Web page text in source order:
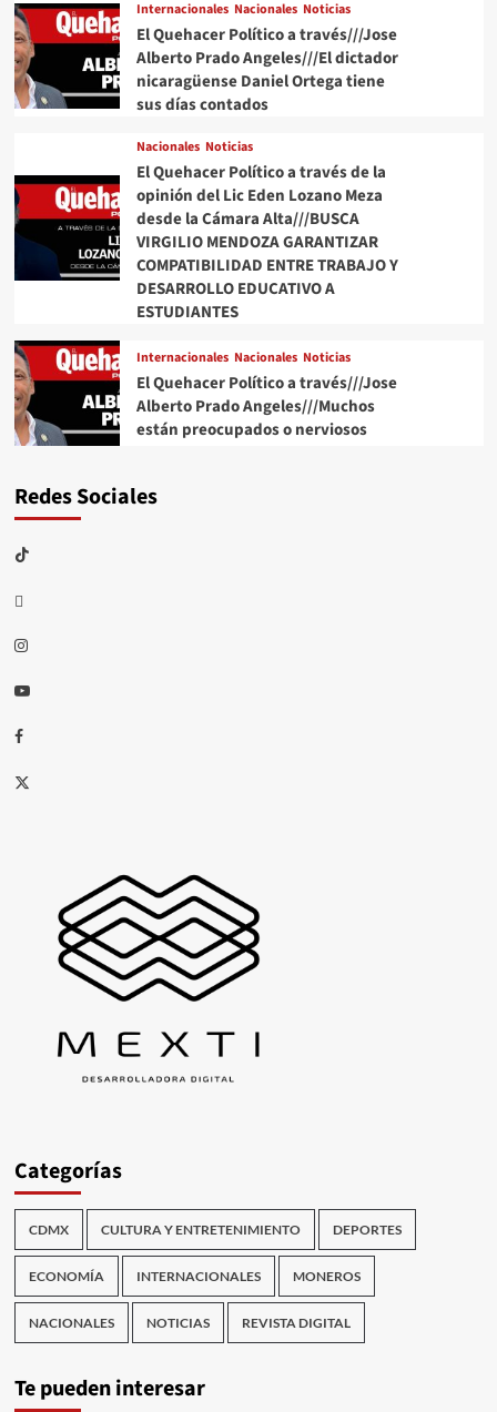
Internacionales Nacionales Noticias
El Quehacer Político a través///Jose
Alberto Prado Angeles///El dictador
nicaragüense Daniel Ortega tiene
sus días contados
Nacionales Noticias
El Quehacer Político a través de la
opinión del Lic Eden Lozano Meza
desde la Cámara Alta///BUSCA
VIRGILIO MENDOZA GARANTIZAR
COMPATIBILIDAD ENTRE TRABAJO Y
DESARROLLO EDUCATIVO A
ESTUDIANTES
Internacionales Nacionales Noticias
El Quehacer Político a través///Jose
Alberto Prado Angeles///Muchos
están preocupados o nerviosos
Redes Sociales
TikTok
threads
Instagram
Youtube
Facebook
X
Categorías
CDMX CULTURA Y ENTRETENIMIENTO DEPORTES
ECONOMÍA INTERNACIONALES MONEROS
NACIONALES NOTICIAS REVISTA DIGITAL
Te pueden interesar